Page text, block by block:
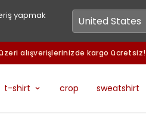
yapmak
alışverişlerinizde kargo ücretsiz!
t-shirt crop sweatshirt